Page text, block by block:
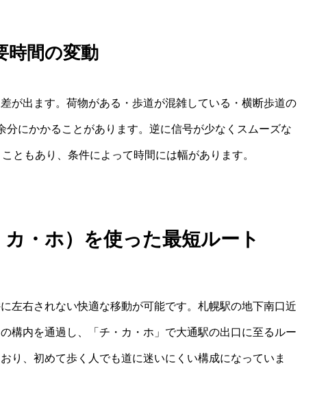
時間の変動
が出ます。荷物がある・歩道が混雑している・横断歩道の
にかかることがあります。逆に信号が少なくスムーズな
ともあり、条件によって時間には幅があります。
・ホ）を使った最短ルート
左右されない快適な移動が可能です。札幌駅の地下南口近
構内を通過し、「チ・カ・ホ」で大通駅の出口に至るルー
り、初めて歩く人でも道に迷いにくい構成になっていま